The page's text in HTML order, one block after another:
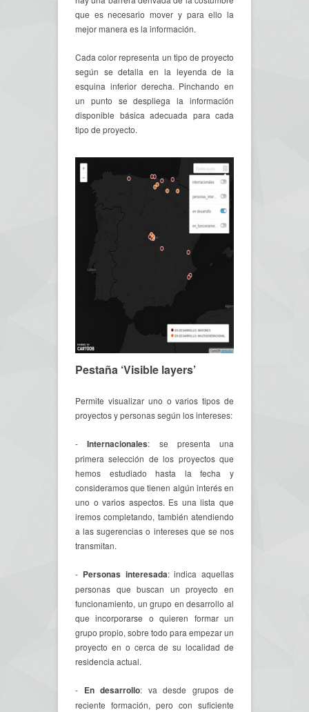
que es necesario mover y para ello la
mejor manera es la información.
Cada color representa un tipo de proyecto
según se detalla en la leyenda de la
esquina inferior derecha. Pinchando en
un punto se despliega la información
disponible básica adecuada para cada
tipo de proyecto.
Pestaña ‘Visible layers’
Permite visualizar uno o varios tipos de
proyectos y personas según los intereses:
-Internacionales: se presenta una
primera selección de los proyectos que
hemos estudiado hasta la fecha y
consideramos que tienen algún interés en
uno o varios aspectos. Es una lista que
iremos completando, también atendiendo
a las sugerencias o intereses que se nos
transmitan.
- Personas interesada: indica aquellas
personas que buscan un proyecto en
funcionamiento, un grupo en desarrollo al
que incorporarse o quieren formar un
grupo propio, sobre todo para empezar un
proyecto en o cerca de su localidad de
residencia actual.
- En desarrollo: va desde grupos de
reciente formación, pero con suficiente